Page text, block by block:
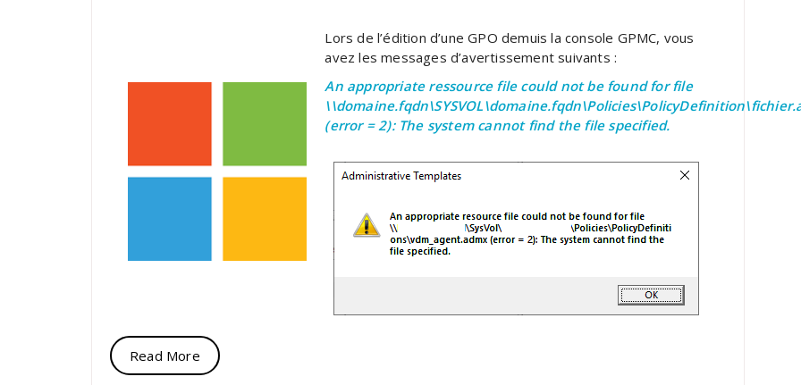
Lors de l’édition d’une GPO demuis la console GPMC, vous
avez les messages d’avertissement suivants :
An appropriate ressource file could not be found for file
(error = 2): The system cannot find the file specified.
Read More